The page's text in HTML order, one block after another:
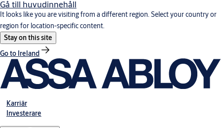
Gå till huvudinnehåll
It looks like you are visiting from a different region. Select your country or
region for location-specific content.
Stay on this site
Go to Ireland
Karriär
Investerare